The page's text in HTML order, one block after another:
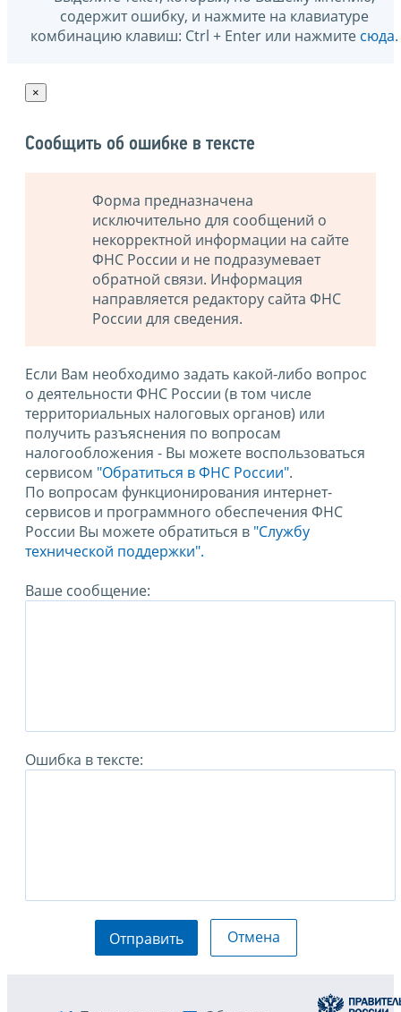
содержит ошибку, и нажмите на клавиатуре
комбинацию клавиш: Ctrl + Enter или нажмите сюда.
×
Сообщить об ошибке в тексте
Форма предназначена
исключительно для сообщений о
некорректной информации на сайте
ФНС России и не подразумевает
обратной связи. Информация
направляется редактору сайта ФНС
России для сведения.
Если Вам необходимо задать какой-либо вопрос
о деятельности ФНС России (в том числе
территориальных налоговых органов) или
получить разъяснения по вопросам
налогообложения - Вы можете воспользоваться
сервисом "Обратиться в ФНС России".
По вопросам функционирования интернет-
сервисов и программного обеспечения ФНС
России Вы можете обратиться в "Службу
технической поддержки".
Ваше сообщение:
Ошибка в тексте:
Отправить Отмена